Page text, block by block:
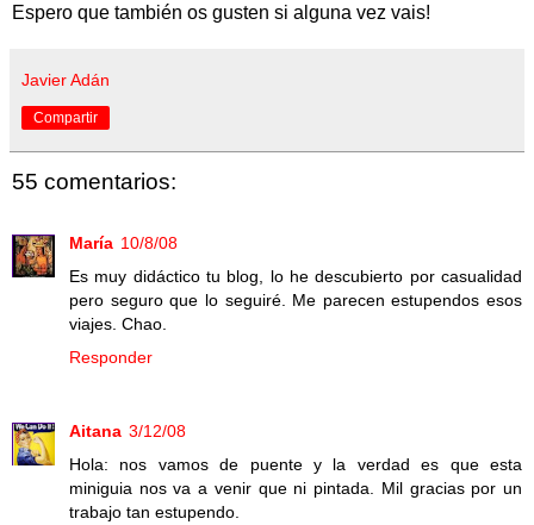
Espero que también os gusten si alguna vez vais!
Javier Adán
Compartir
55 comentarios:
María 10/8/08
Es muy didáctico tu blog, lo he descubierto por casualidad
pero seguro que lo seguiré. Me parecen estupendos esos
viajes. Chao.
Responder
Aitana 3/12/08
Hola: nos vamos de puente y la verdad es que esta
miniguia nos va a venir que ni pintada. Mil gracias por un
trabajo tan estupendo.